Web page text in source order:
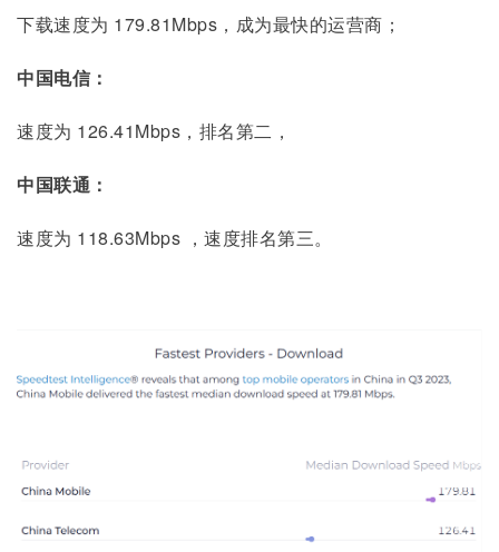
下载速度为 179.81Mbps，成为最快的运营商；
中国电信：
速度为 126.41Mbps，排名第二，
中国联通：
速度为 118.63Mbps ，速度排名第三。